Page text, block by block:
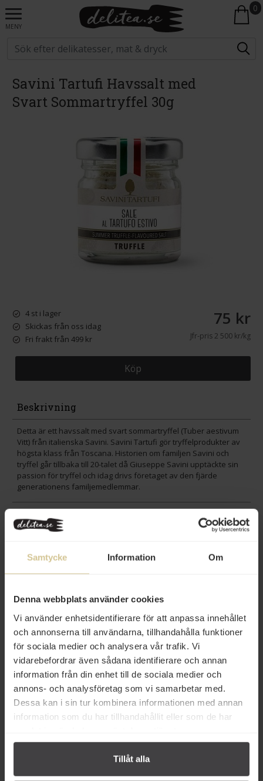
Samtycke Information Om
Denna webbplats använder cookies
Vi använder enhetsidentifierare för att anpassa innehållet
och annonserna till användarna, tillhandahålla funktioner
för sociala medier och analysera vår trafik. Vi
vidarebefordrar även sådana identifierare och annan
information från din enhet till de sociala medier och
annons- och analysföretag som vi samarbetar med.
Dessa kan i sin tur kombinera informationen med annan
information som du har tillhandahållit eller som de har
Tillåt alla
MENY
0
Savini Tartufi Havssalt med
Svart Sommartryffel 30g
4 st i lager
Skickas från oss idag
Fri frakt från 499 kr
75 kr
Jfr-pris2 500 kr/kg
Köp
Beskrivning
Detta är ett havssalt med svart sommartryffel (Tuber aestivum
Vitt) från italienska Savini. Savini Tartufi gör tryffelprodukter av
högsta klass från Toscana. Historien om familjen Savini och
tryffel går tillbaka till 20-talet då Giuseppe Savini upptäckte sin
passion för tryffel och idag drivs företaget av den fjärde
generationens familjemedlemmar.
Användning
Betyg
Produktfakta
Prishistorik
Andra köper även